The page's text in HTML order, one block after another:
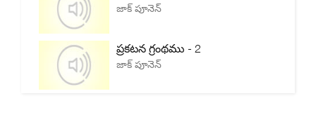
జాక్ పూనెన్
ప్రకటన గ్రంథము - 2
జాక్ పూనెన్